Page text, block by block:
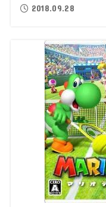
2018.09.28